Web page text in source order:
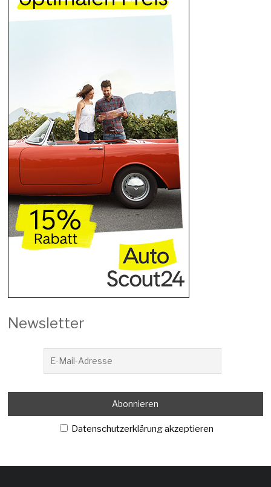
Newsletter
Datenschutzerklärung akzeptieren